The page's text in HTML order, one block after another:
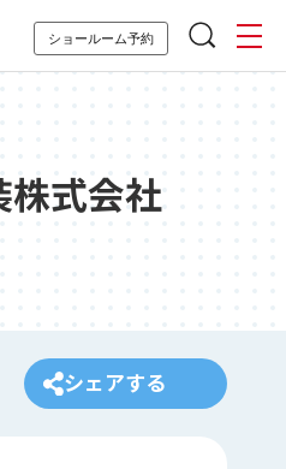
ショールーム予約
株式会社
シェアする